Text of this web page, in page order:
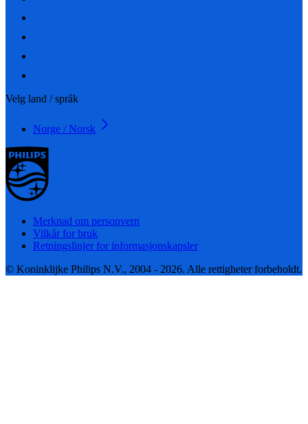
Velg land / språk
Norge / Norsk
Merknad om personvern
Vilkår for bruk
Retningslinjer for informasjonskapsler
© Koninklijke Philips N.V., 2004 - 2026. Alle rettigheter forbeholdt.